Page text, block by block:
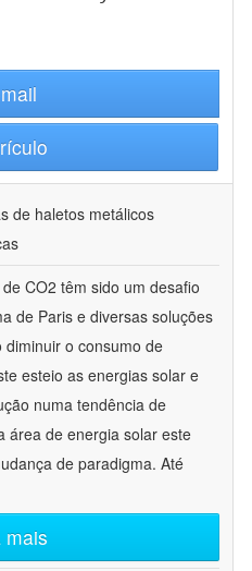
de haletos metálicos
CO2 têm sido um desafio
de Paris e diversas soluções
o consumo de
esteio as energias solar e
numa tendência de
área de energia solar este
de paradigma. Até
mais